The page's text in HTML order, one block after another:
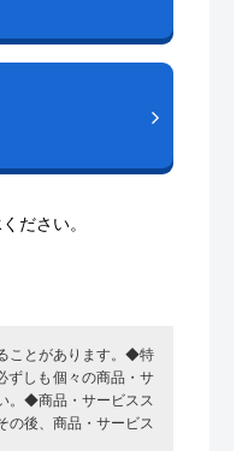
ださい。
ことがあります。◆特
ずしも個々の商品・サ
。◆商品・サービスス
の後、商品・サービス